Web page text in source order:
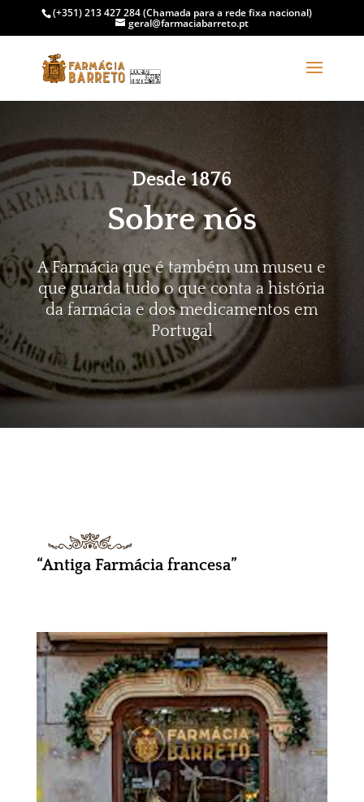
(+351) 213 427 284 (Chamada para a rede fixa nacional)
geral@farmaciabarreto.pt
Desde 1876
Sobre nós
A Farmácia que é também um museu e
que guarda tudo o que conta a história
da farmácia e dos medicamentos em
Portugal
“Antiga Farmácia francesa”